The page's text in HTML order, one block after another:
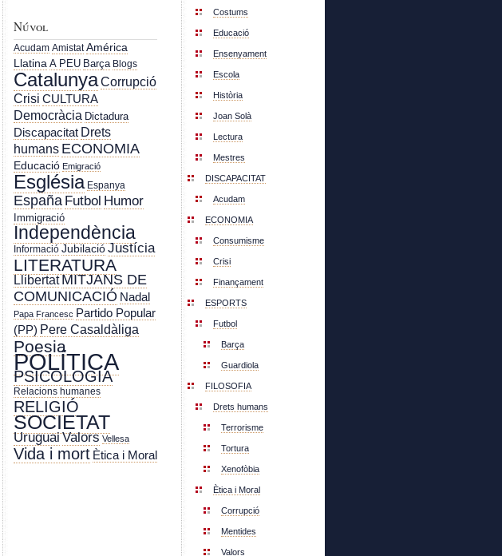
Núvol
Acudam Amistat América
Llatina A PEU Barça Blogs
CatalunyaCorrupció
Crisi CULTURA
Democràcia Dictadura
Discapacitat Drets
humans ECONOMIA
Educació Emigració
Església Espanya
España Futbol Humor
Immigració
Independència
Informació JubilacióJustícia
LITERATURA
LlibertatMITJANS DE
COMUNICACIÓ Nadal
Papa Francesc Partido Popular
(PP) Pere Casaldàliga
Poesia
POLÍTICA
PSICOLOGIA
Relacions humanes
RELIGIÓ
SOCIETAT
Uruguai Valors Vellesa
Vida i mort Ètica i Moral
Costums
Educació
Ensenyament
Escola
Història
Joan Solà
Lectura
Mestres
DISCAPACITAT
Acudam
ECONOMIA
Consumisme
Crisi
Finançament
ESPORTS
Futbol
Barça
Guardiola
FILOSOFIA
Drets humans
Terrorisme
Tortura
Xenofòbia
Ètica i Moral
Corrupció
Mentides
Valors